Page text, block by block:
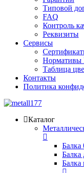
Типовой
FAQ
Контроль
Реквизиты
Сервисы
Таблица
Контакты
Политика
Каталог
Балка
Балка
Балка